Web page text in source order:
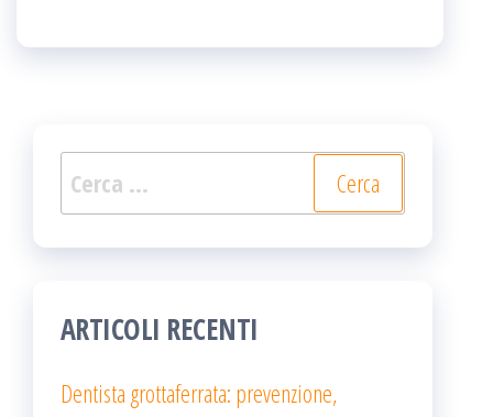
Ricerca
per:
ARTICOLI RECENTI
Dentista grottaferrata: prevenzione,